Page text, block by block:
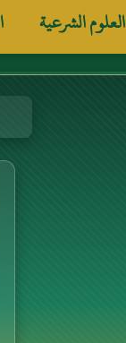
العلوم الشرعية